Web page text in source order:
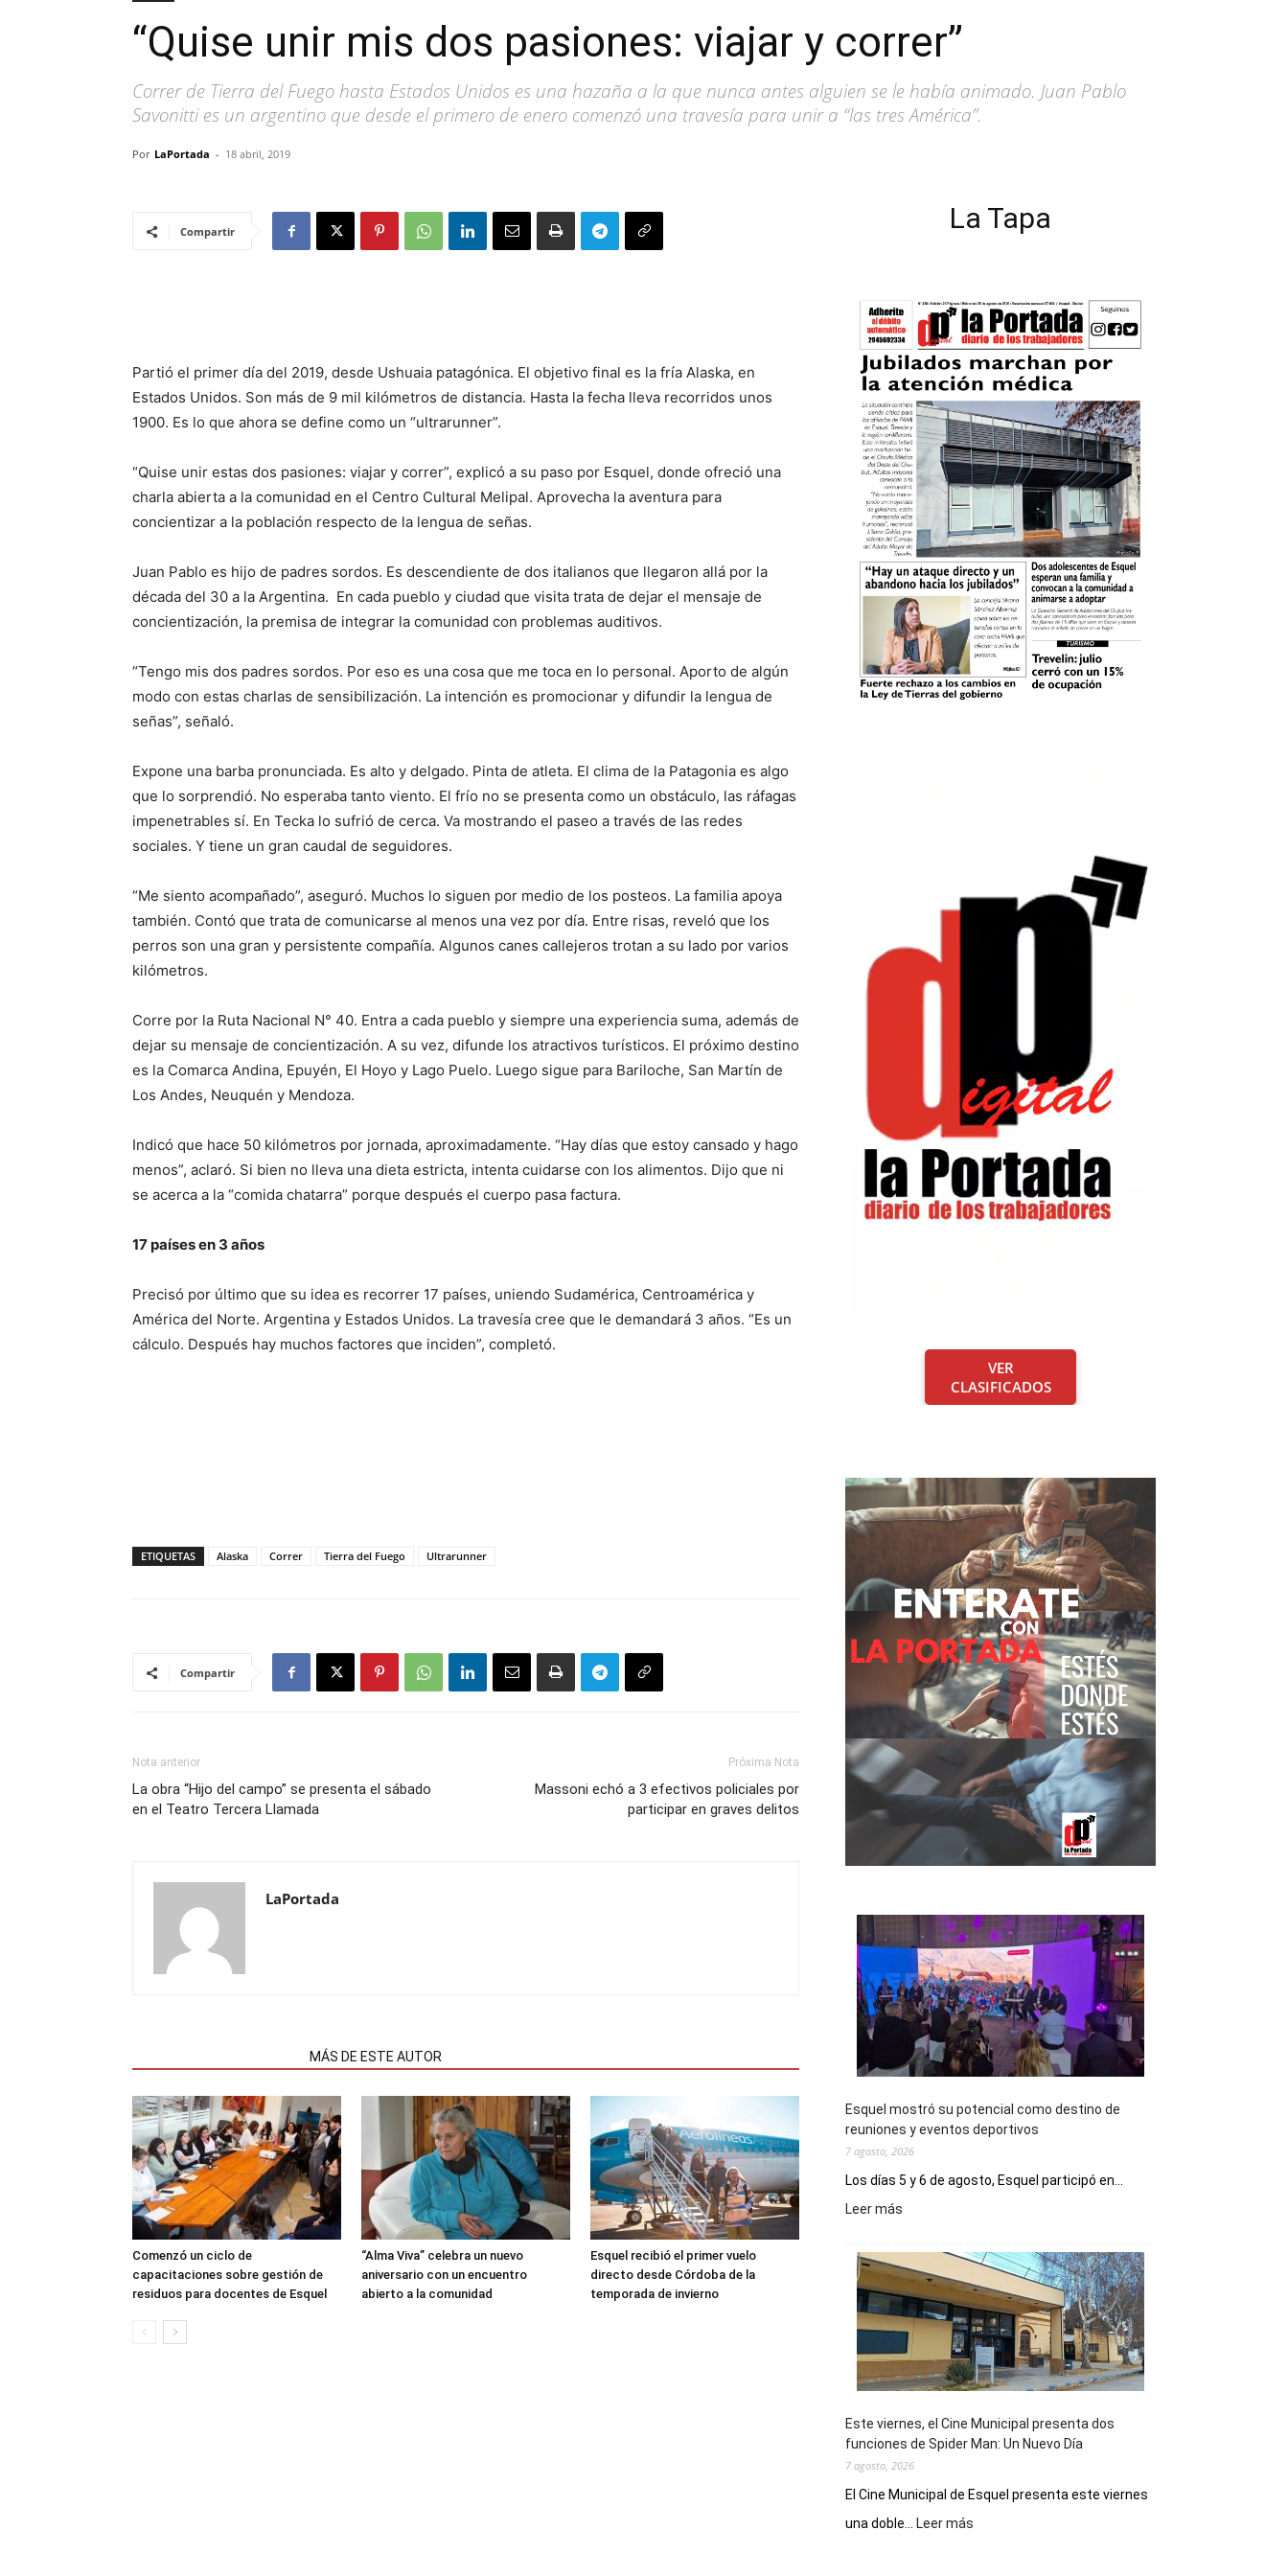
“Quise unir mis dos pasiones: viajar y correr”
Correr de Tierra del Fuego hasta Estados Unidos es una hazaña a la que nunca antes alguien se le había animado. Juan Pablo
Savonitti es un argentino que desde el primero de enero comenzó una travesía para unir a “las tres América”.
Por LaPortada - 18 abril, 2019
Compartir
Partió el primer día del 2019, desde Ushuaia patagónica. El objetivo final es la fría Alaska, en
Estados Unidos. Son más de 9 mil kilómetros de distancia. Hasta la fecha lleva recorridos unos
1900. Es lo que ahora se define como un “ultrarunner”.
“Quise unir estas dos pasiones: viajar y correr”, explicó a su paso por Esquel, donde ofreció una
charla abierta a la comunidad en el Centro Cultural Melipal. Aprovecha la aventura para
concientizar a la población respecto de la lengua de señas.
Juan Pablo es hijo de padres sordos. Es descendiente de dos italianos que llegaron allá por la
década del 30 a la Argentina. En cada pueblo y ciudad que visita trata de dejar el mensaje de
concientización, la premisa de integrar la comunidad con problemas auditivos.
“Tengo mis dos padres sordos. Por eso es una cosa que me toca en lo personal. Aporto de algún
modo con estas charlas de sensibilización. La intención es promocionar y difundir la lengua de
señas”, señaló.
Expone una barba pronunciada. Es alto y delgado. Pinta de atleta. El clima de la Patagonia es algo
que lo sorprendió. No esperaba tanto viento. El frío no se presenta como un obstáculo, las ráfagas
impenetrables sí. En Tecka lo sufrió de cerca. Va mostrando el paseo a través de las redes
sociales. Y tiene un gran caudal de seguidores.
“Me siento acompañado”, aseguró. Muchos lo siguen por medio de los posteos. La familia apoya
también. Contó que trata de comunicarse al menos una vez por día. Entre risas, reveló que los
perros son una gran y persistente compañía. Algunos canes callejeros trotan a su lado por varios
kilómetros.
Corre por la Ruta Nacional N° 40. Entra a cada pueblo y siempre una experiencia suma, además de
dejar su mensaje de concientización. A su vez, difunde los atractivos turísticos. El próximo destino
es la Comarca Andina, Epuyén, El Hoyo y Lago Puelo. Luego sigue para Bariloche, San Martín de
Los Andes, Neuquén y Mendoza.
Indicó que hace 50 kilómetros por jornada, aproximadamente. “Hay días que estoy cansado y hago
menos”, aclaró. Si bien no lleva una dieta estricta, intenta cuidarse con los alimentos. Dijo que ni
se acerca a la “comida chatarra” porque después el cuerpo pasa factura.
17 países en 3 años
Precisó por último que su idea es recorrer 17 países, uniendo Sudamérica, Centroamérica y
América del Norte. Argentina y Estados Unidos. La travesía cree que le demandará 3 años. “Es un
cálculo. Después hay muchos factores que inciden”, completó.
ETIQUETAS Alaska Correr Tierra del Fuego Ultrarunner
Compartir
Nota anterior
La obra “Hijo del campo” se presenta el sábado
en el Teatro Tercera Llamada
Próxima Nota
Massoni echó a 3 efectivos policiales por
participar en graves delitos
LaPortada
MÁS DE ESTE AUTOR
Comenzó un ciclo de
capacitaciones sobre gestión de
residuos para docentes de Esquel
“Alma Viva” celebra un nuevo
aniversario con un encuentro
abierto a la comunidad
Esquel recibió el primer vuelo
directo desde Córdoba de la
temporada de invierno
La Tapa
VER
CLASIFICADOS
Esquel mostró su potencial como destino de
reuniones y eventos deportivos
7 agosto, 2026
Los días 5 y 6 de agosto, Esquel participó en...
Leer más
su
potencial
como
destino
de
reuniones
y
deportivos
Este viernes, el Cine Municipal presenta dos
funciones de Spider Man: Un Nuevo Día
7 agosto, 2026
El Cine Municipal de Esquel presenta este viernes
una doble...
Leer más